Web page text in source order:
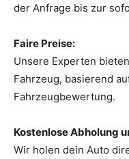
der Anfrage bis zur
Faire Preise:
Unsere Experten
Fahrzeug, basierend
Fahrzeugbewertung.
Kostenlose Abholung
Wir holen dein Auto